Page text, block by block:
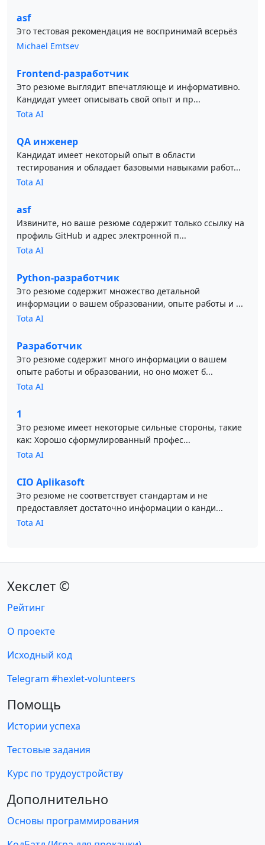
asf
Это тестовая рекомендация не воспринимай всерьёз
Michael Emtsev
Frontend-разработчик
Это резюме выглядит впечатляюще и информативно.
Кандидат умеет описывать свой опыт и пр...
Tota AI
QA инженер
Кандидат имеет некоторый опыт в области
тестирования и обладает базовыми навыками работ...
Tota AI
asf
Извините, но ваше резюме содержит только ссылку на
профиль GitHub и адрес электронной п...
Tota AI
Python-разработчик
Это резюме содержит множество детальной
информации о вашем образовании, опыте работы и ...
Tota AI
Разработчик
Это резюме содержит много информации о вашем
опыте работы и образовании, но оно может б...
Tota AI
1
Это резюме имеет некоторые сильные стороны, такие
как: Хорошо сформулированный профес...
Tota AI
CIO Aplikasoft
Это резюме не соответствует стандартам и не
предоставляет достаточно информации о канди...
Tota AI
Хекслет ©
Рейтинг
О проекте
Исходный код
Telegram #hexlet-volunteers
Помощь
Истории успеха
Тестовые задания
Курс по трудоустройству
Дополнительно
Основы программирования